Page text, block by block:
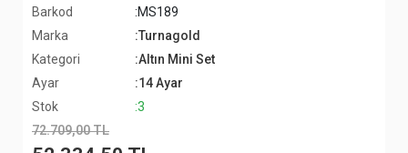
Barkod
:MS189
Marka
:Turnagold
Kategori
:Altın Mini Set
Ayar
:14 Ayar
Stok
:3
72.709,00 TL